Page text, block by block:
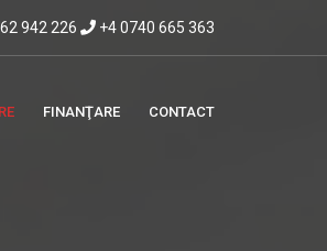
942 226 +4 0740 665 363
FINANŢARE CONTACT